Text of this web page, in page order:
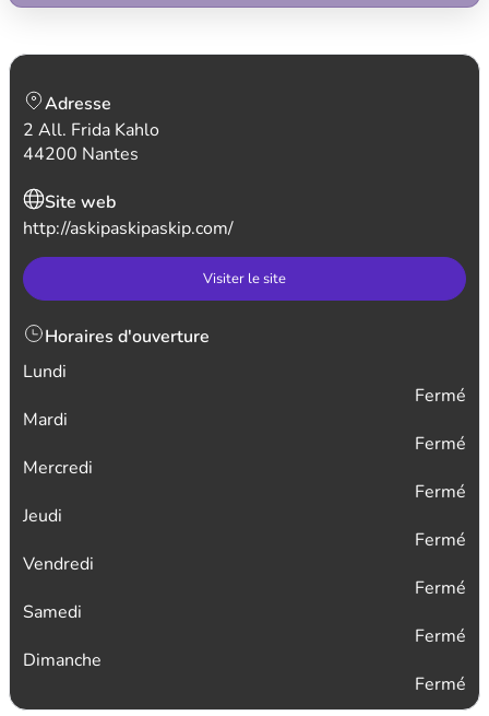
Adresse
2 All. Frida Kahlo
44200 Nantes
Site web
http://askipaskipaskip.com/
Visiter le site
Horaires d'ouverture
Lundi
Fermé
Mardi
Fermé
Mercredi
Fermé
Jeudi
Fermé
Vendredi
Fermé
Samedi
Fermé
Dimanche
Fermé